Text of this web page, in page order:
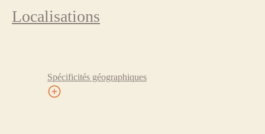
Localisations
Spécificités géographiques